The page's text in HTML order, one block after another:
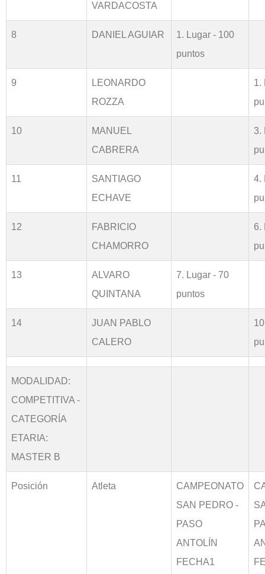
VARDACOSTA
8 DANIEL AGUIAR
1. Lugar - 100
puntos
9
LEONARDO
ROZZA
1.
10
MANUEL
CABRERA
3.
11
SANTIAGO
ECHAVE
4.
12
FABRICIO
CHAMORRO
6.
13
ALVARO
QUINTANA
7. Lugar - 70
puntos
14
JUAN PABLO
CALERO
MODALIDAD:
COMPETITIVA -
CATEGORÍA
ETARIA:
MASTER B
Posición Atleta
CAMPEONATO
SAN PEDRO -
PASO
ANTOLÍN
FECHA1